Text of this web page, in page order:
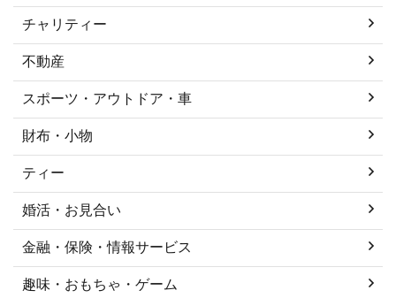
チャリティー
不動産
スポーツ・アウトドア・車
財布・小物
ティー
婚活・お見合い
金融・保険・情報サービス
趣味・おもちゃ・ゲーム